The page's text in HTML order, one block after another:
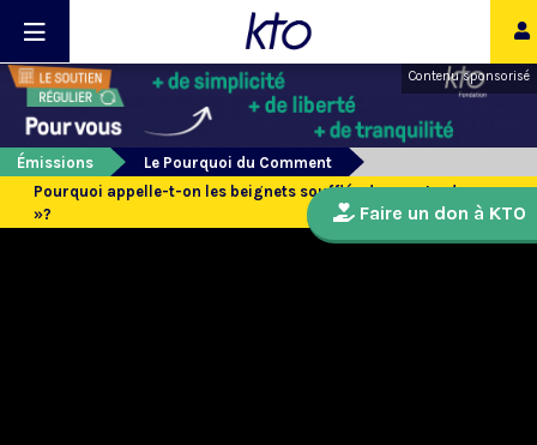
Contenu sponsorisé
Émissions
Le Pourquoi du Comment
Pourquoi appelle-t-on les beignets soufflés des « pets-de-nonne
»?
Faire un don à KTO